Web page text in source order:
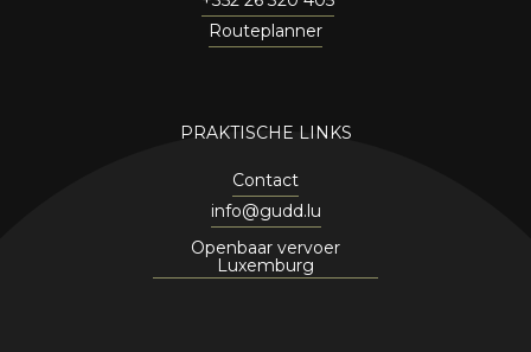
Routeplanner
PRAKTISCHE LINKS
Contact
info@gudd.lu
Openbaar vervoer
Luxemburg